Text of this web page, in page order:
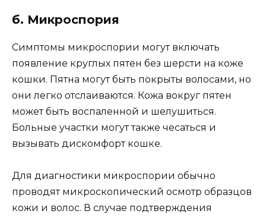
б. Микроспория
Симптомы микроспории могут включать
появление круглых пятен без шерсти на коже
кошки. Пятна могут быть покрыты волосами, но
они легко отслаиваются. Кожа вокруг пятен
может быть воспаленной и шелушиться.
Больные участки могут также чесаться и
вызывать дискомфорт кошке.
Для диагностики микроспории обычно
проводят микроскопический осмотр образцов
кожи и волос. В случае подтверждения